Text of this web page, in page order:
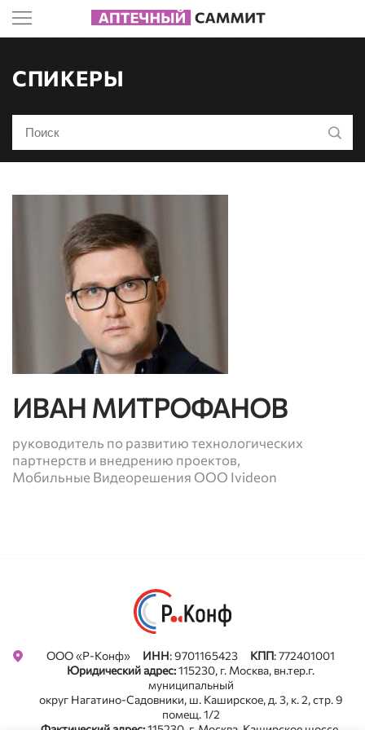
СПИКЕРЫ
ИВАН МИТРОФАНОВ
руководитель по развитию технологических
партнерств и внедрению проектов,
Мобильные Видеорешения ООО Ivideon
ООО «Р-Конф» ИНН: 9701165423 КПП: 772401001
Юридический адрес:115230, г. Москва, вн.тер.г.
муниципальный
округ Нагатино-Садовники, ш. Каширское, д. 3, к. 2, стр. 9
помещ. 1/2